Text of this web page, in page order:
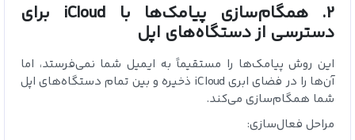
2. همگام‌سازی پیامک‌ها با iCloud برای
دسترسی از دستگاه‌های اپل
این روش پیامک‌ها را مستقیماً به ایمیل شما نمی‌فرستد، اما
آن‌ها را در فضای ابری iCloud ذخیره و بین تمام دستگاه‌های اپل
شما همگام‌سازی می‌کند.
مراحل فعال‌سازی: